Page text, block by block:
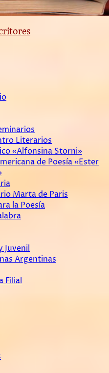
Literarios
«Alfonsina Storni»
de Poesía «Ester
Marta de Paris
la Poesía
Juvenil
Argentinas
Filial